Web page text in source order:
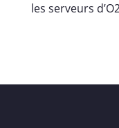
les serveurs